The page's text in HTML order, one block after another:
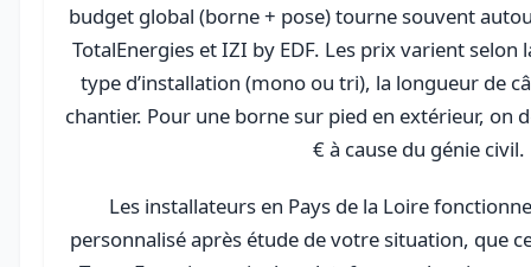
budget global (borne + pose) tourne souvent
TotalEnergies et IZI by EDF. Les prix varient selon
type d’installation (mono ou tri), la longueur de
chantier. Pour une borne sur pied en extérieur, on
€ à cause du génie civil.
Les installateurs en Pays de la Loire
personnalisé après étude de votre situation, que ce